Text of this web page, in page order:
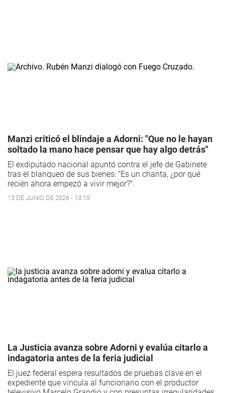
Manzi criticó el blindaje a Adorni: "Que no le hayan
soltado la mano hace pensar que hay algo detrás"
El exdiputado nacional apuntó contra el jefe de Gabinete
tras el blanqueo de sus bienes: "Es un chanta, ¿por qué
recién ahora empezó a vivir mejor?".
13 DE JUNIO DE 2026 - 13:15
La Justicia avanza sobre Adorni y evalúa citarlo a
indagatoria antes de la feria judicial
El juez federal espera resultados de pruebas clave en el
expediente que vincula al funcionario con el productor